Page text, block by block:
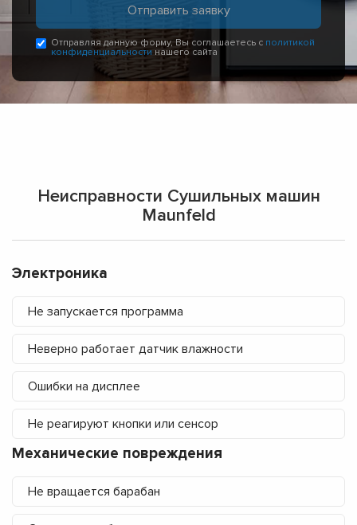
Отправляя данную форму, Вы соглашаетесь с политикой
конфиденциальности нашего сайта
Неисправности Сушильных машин
Maunfeld
Электроника
Не запускается программа
Неверно работает датчик влажности
Ошибки на дисплее
Не реагируют кнопки или сенсор
Механические повреждения
Не вращается барабан